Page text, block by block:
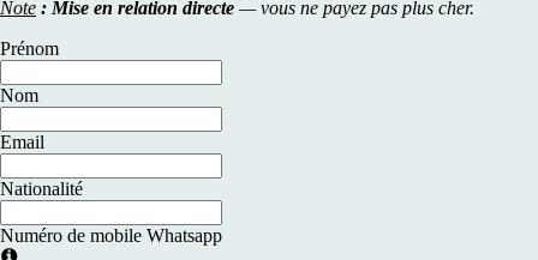
Note : Mise en relation directe — vous ne payez pas plus cher.
Prénom
Nom
Email
Nationalité
Numéro de mobile Whatsapp